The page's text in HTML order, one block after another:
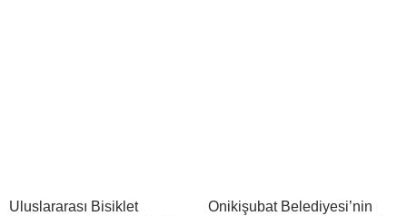
Uluslararası Bisiklet
Onikişubat Belediyesi’nin